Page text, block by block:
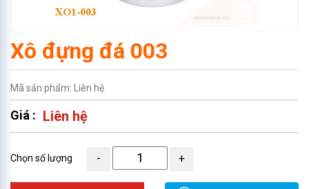
Xô đựng đá 003
Mã sản phẩm: Liên hệ
Giá : Liên hệ
Chọn số lượng